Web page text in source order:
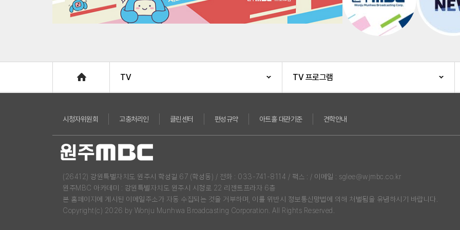
TV TV 프로그램
시청자위원회 고충처리인 클린센터 편성규약 아트홀 대관기준 견학안내
(26412) 강원특별자치도 원주시 학성길 67 (학성동) / 전화 : 033-741-8114 / 팩스 : / 이메일 : sglee@wjmbc.co.kr
원주MBC 아카데미 : 강원특별자치도 원주시 시청로 22 리젠트프라자 6층
본 홈페이지에 게시된 이메일주소가 자동 수집되는 것을 거부하며, 이를 위반시 정보통신망법에 의해 처벌됨을 유념하시기 바랍니다.
Copyright(c) 2026 by Wonju Munhwa Broadcasting Corporation. All Rights Reserved.